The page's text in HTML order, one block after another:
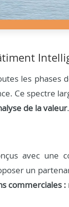
les phases
Ce spectre
de la valeur.
avec une
un
commerciales